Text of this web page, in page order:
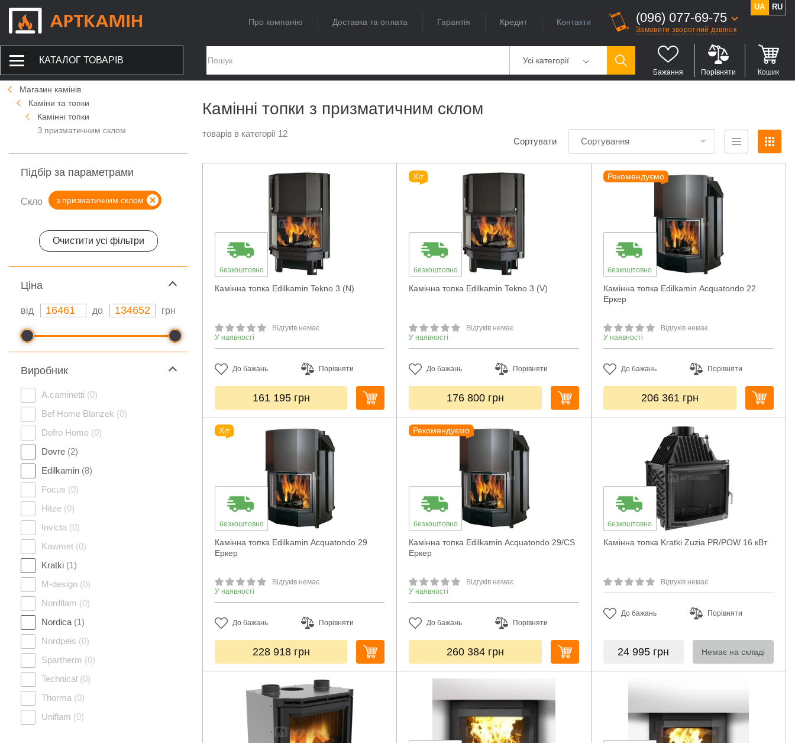
Про компанію Доставка та оплата Гарантія Кредит Контакти (096) 077-69-75
Замовити зворотний дзвінок
UA RU
КАТАЛОГ ТОВАРІВ Усі категорії
Бажання Порівняти Кошик
Магазин камінів
Каміни та топки
Камінні топки
З призматичним склом
Підбір за параметрами
Скло з призматичним склом
Очистити усі фільтри
Ціна
від до грн
Виробник
A.caminetti (0)
Bef Home Blanzek (0)
Defro Home (0)
Dovre (2)
Edilkamin (8)
Focus (0)
Hitze (0)
Invicta (0)
Kawmet (0)
Kratki (1)
M-design (0)
Nordflam (0)
Nordica (1)
Nordpeis (0)
Spartherm (0)
Technical (0)
Thorma (0)
Uniflam (0)
Камінні топки з призматичним склом
товарів в категорії 12
Сортувати Сортування
безкоштовно
Камінна топка Edilkamin Tekno 3 (N)
Відгуків немає
У наявності
До бажань Порівняти
161 195 грн
Хіт
безкоштовно
Камінна топка Edilkamin Tekno 3 (V)
Відгуків немає
У наявності
До бажань Порівняти
176 800 грн
Рекомендуємо
безкоштовно
Камінна топка Edilkamin Acquatondo 22
Еркер
Відгуків немає
У наявності
До бажань Порівняти
206 361 грн
Хіт
безкоштовно
Камінна топка Edilkamin Acquatondo 29
Еркер
Відгуків немає
У наявності
До бажань Порівняти
228 918 грн
Рекомендуємо
безкоштовно
Камінна топка Edilkamin Acquatondo 29/CS
Еркер
Відгуків немає
У наявності
До бажань Порівняти
260 384 грн
безкоштовно
Камінна топка Kratki Zuzia PR/POW 16 кВт
Відгуків немає
До бажань Порівняти
24 995 грн Немає на складі